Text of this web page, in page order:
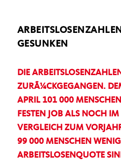
GESUNKEN
DIE
ZURÃ¼CKGEGANGEN.
APRIL 101 000
FESTEN JOB ALS NOCH
VERGLEICH ZUM
99 000 MENSCHEN
ARBEITSLOSENQUOTE